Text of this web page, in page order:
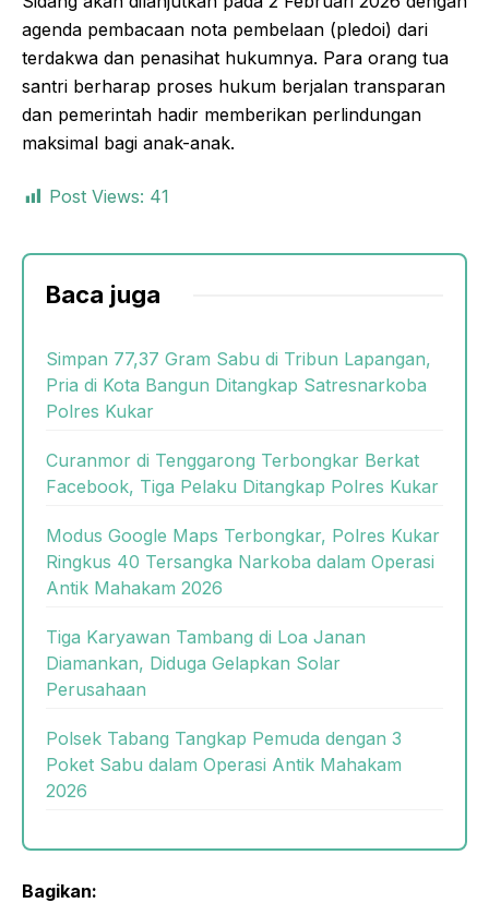
agenda pembacaan nota pembelaan (pledoi) dari
terdakwa dan penasihat hukumnya. Para orang tua
santri berharap proses hukum berjalan transparan
dan pemerintah hadir memberikan perlindungan
maksimal bagi anak-anak.
Post Views: 41
Baca juga
Simpan 77,37 Gram Sabu di Tribun Lapangan,
Pria di Kota Bangun Ditangkap Satresnarkoba
Polres Kukar
Curanmor di Tenggarong Terbongkar Berkat
Facebook, Tiga Pelaku Ditangkap Polres Kukar
Modus Google Maps Terbongkar, Polres Kukar
Ringkus 40 Tersangka Narkoba dalam Operasi
Antik Mahakam 2026
Tiga Karyawan Tambang di Loa Janan
Diamankan, Diduga Gelapkan Solar
Perusahaan
Polsek Tabang Tangkap Pemuda dengan 3
Poket Sabu dalam Operasi Antik Mahakam
2026
Bagikan: